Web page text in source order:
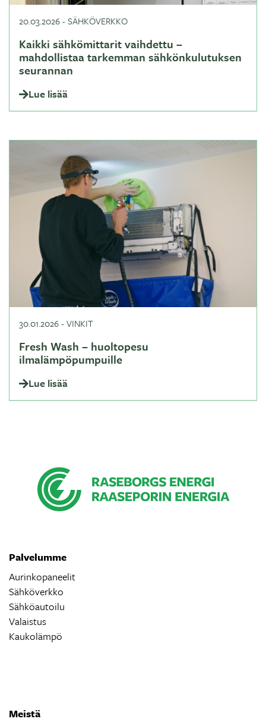
20.03.2026-SÄHKÖVERKKO
Kaikki sähkömittarit vaihdettu –
mahdollistaa tarkemman sähkönkulutuksen
seurannan
Lue lisää
30.01.2026-VINKIT
Fresh Wash – huoltopesu
ilmalämpöpumpuille
Lue lisää
Palvelumme
Aurinkopaneelit
Sähköverkko
Sähköautoilu
Valaistus
Kaukolämpö
Meistä